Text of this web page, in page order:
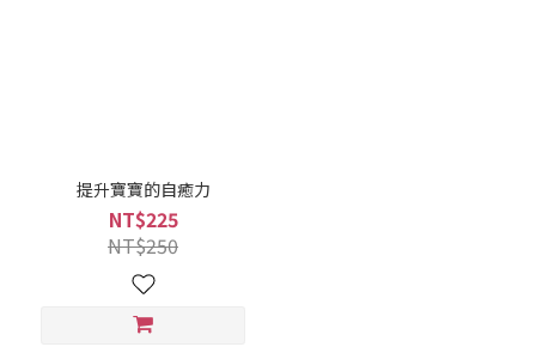
提升寶寶的自癒力
NT$225
NT$250